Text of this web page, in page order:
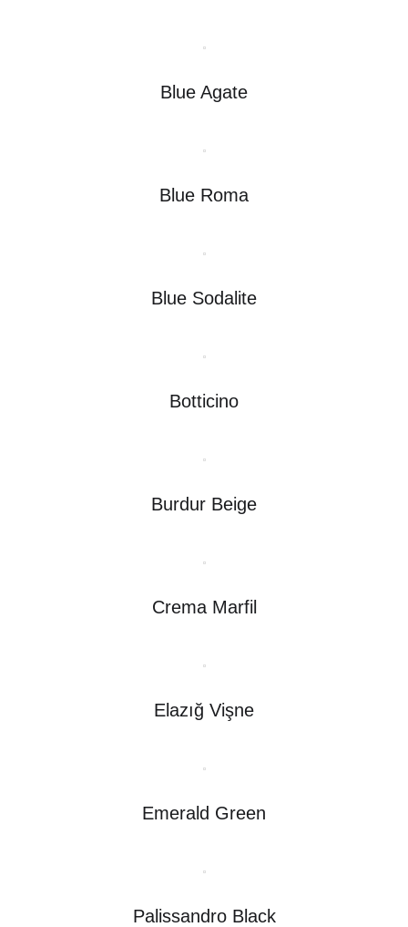
Blue Agate
Blue Roma
Blue Sodalite
Botticino
Burdur Beige
Crema Marfil
Elazığ Vişne
Emerald Green
Palissandro Black